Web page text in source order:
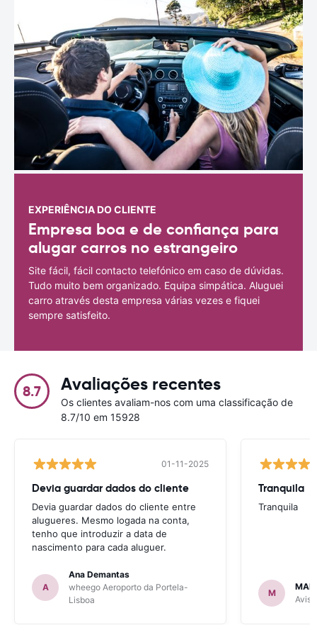
EXPERIÊNCIA DO CLIENTE
Empresa boa e de confiança para
alugar carros no estrangeiro
Site fácil, fácil contacto telefónico em caso de dúvidas.
Tudo muito bem organizado. Equipa simpática. Aluguei
carro através desta empresa várias vezes e fiquei
sempre satisfeito.
8.7 Avaliações recentes
Os clientes avaliam-nos com uma classificação de
8.7/10 em 15928
01-11-2025
Devia guardar dados do cliente
Devia guardar dados do cliente entre
alugueres. Mesmo logada na conta,
tenho que introduzir a data de
nascimento para cada aluguer.
A
Ana Demantas
wheego Aeroporto da Portela-
Lisboa
Tranquila
Tranquila
M
Avis